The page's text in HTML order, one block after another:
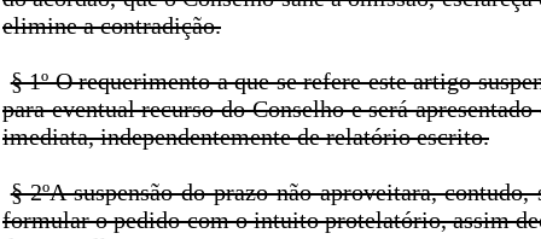
elimine a contradição.
§ 1º O requerimento a que se refere este artigo
para eventual recurso do Conselho e será apresentado
imediata, independentemente de relatório escrito.
§ 2ºA suspensão do prazo não aproveitara, contudo,
formular o pedido com o intuito protelatório, assim